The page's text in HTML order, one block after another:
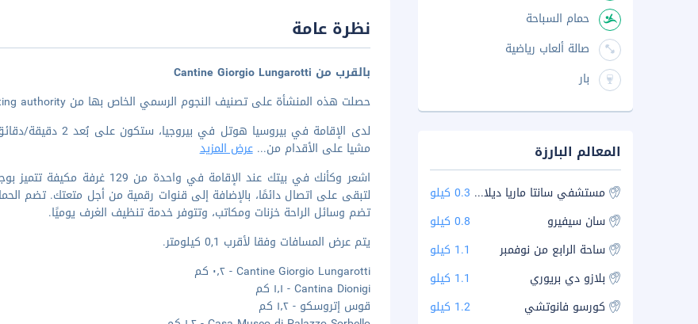
نظرة عامة
بالقرب من Cantine Giorgio Lungarotti
حصلت هذه المنشأة على تصنيف النجوم الرسمي الخاص بها من the local rating authority.
مشيا على الأقدام من...عرض المزيد
اشعر وكأنك في بيتك عند الإقامة
لتبقى على اتصال دائمًا، بالإضافة إلى قنوات رقمية من أجل متعتك. تضم
تضم وسائل الراحة خزنات ومكاتب، وتتوفر خدمة تنظيف الغرف يوميًا.
يتم عرض المسافات وفقا لأقرب 0,1 كيلومتر.
Cantine Giorgio Lungarotti - ٠٫٢ كم
Cantina Dionigi - ١٫١ كم
قوس إتروسكو - ١٫٢ كم
حمام السباحة
صالة ألعاب رياضية
بار
المعالم البارزة
مستشفي سانتا ماريا ديلا ميزيركورديا 0.3 كيلو
سان سيفيرو
0.8 كيلو
ساحة الرابع من نوفمبر
1.1 كيلو
بلازو دي بريوري
1.1 كيلو
كورسو فانوتشي
1.2 كيلو